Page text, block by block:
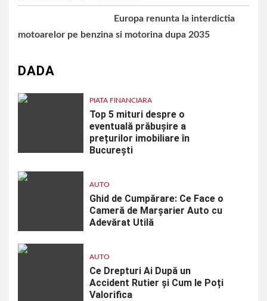
Europa renunta la interdictia
motoarelor pe benzina si motorina dupa 2035
DADA
PIATA FINANCIARA
Top 5 mituri despre o
eventuală prăbușire a
prețurilor imobiliare în
București
AUTO
Ghid de Cumpărare: Ce Face o
Cameră de Marșarier Auto cu
Adevărat Utilă
AUTO
Ce Drepturi Ai După un
Accident Rutier și Cum le Poți
Valorifica